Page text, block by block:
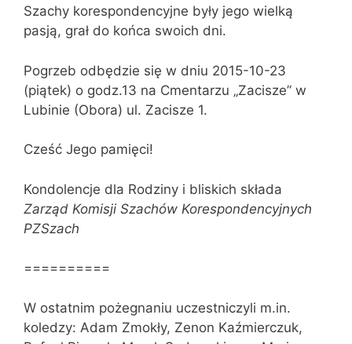
Szachy korespondencyjne były jego wielką
pasją, grał do końca swoich dni.
Pogrzeb odbędzie się w dniu 2015-10-23
(piątek) o godz.13 na Cmentarzu „Zacisze” w
Lubinie (Obora) ul. Zacisze 1.
Cześć Jego pamięci!
Kondolencje dla Rodziny i bliskich składa
Zarząd Komisji Szachów Korespondencyjnych
PZSzach
==========
W ostatnim pożegnaniu uczestniczyli m.in.
koledzy: Adam Zmokły, Zenon Kaźmierczuk,